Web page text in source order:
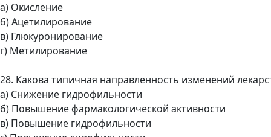
а) Окисление
б) Ацетилирование
в) Глюкуронирование
г) Метилирование
28. Какова типичная направленность изменений
а) Снижение гидрофильности
б) Повышение фармакологической активности
в) Повышение гидрофильности